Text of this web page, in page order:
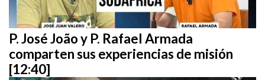
P. José João y P. Rafael Armada
comparten sus experiencias de misión
[12:40]